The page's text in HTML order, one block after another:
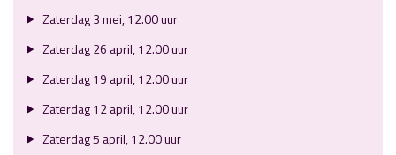
Zaterdag 3 mei, 12.00 uur
Zaterdag 26 april, 12.00 uur
Zaterdag 19 april, 12.00 uur
Zaterdag 12 april, 12.00 uur
Zaterdag 5 april, 12.00 uur